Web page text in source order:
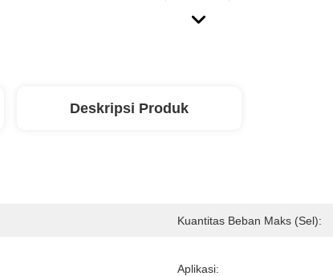
Deskripsi Produk
Kuantitas Beban Maks (sel):
Aplikasi: